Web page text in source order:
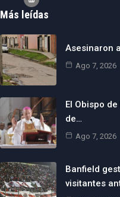
Más leídas
Asesinaron
Ago 7, 2026
El Obispo
de…
Ago 7, 2026
Banfield
visitantes